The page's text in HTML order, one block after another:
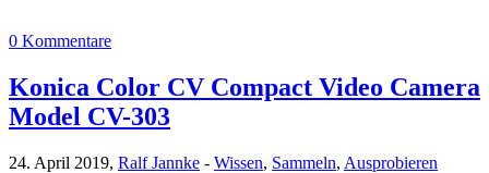
0 Kommentare
Konica Color CV Compact Video Camera
Model CV-303
24. April 2019, Ralf Jannke - Wissen, Sammeln, Ausprobieren